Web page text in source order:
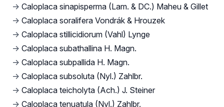
→ Caloplaca sinapisperma (Lam. & DC.) Maheu & Gillet
→ Caloplaca soralifera Vondrák & Hrouzek
→ Caloplaca stillicidiorum (Vahl) Lynge
→ Caloplaca subathallina H. Magn.
→ Caloplaca subpallida H. Magn.
→ Caloplaca subsoluta (Nyl.) Zahlbr.
→ Caloplaca teicholyta (Ach.) J. Steiner
→ Caloplaca tenuatula (Nyl.) Zahlbr.